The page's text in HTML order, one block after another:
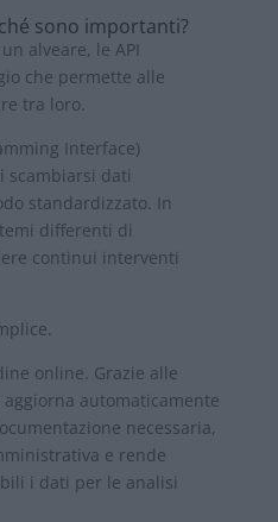
sono importanti?
alveare, le API
che permette alle
tra loro.
Interface)
scambiarsi dati
standardizzato. In
differenti di
continui interventi
online. Grazie alle
automaticamente
necessaria,
e rende
i dati per le analisi